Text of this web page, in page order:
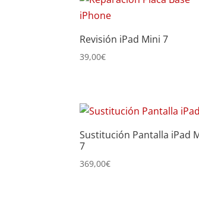
Revisión iPad Mini 7
39,00€
Sustitución Pantalla iPad
7
369,00€